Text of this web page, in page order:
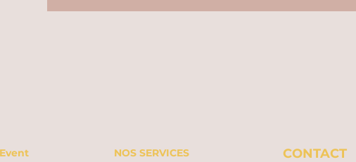
NOS SERVICES
CONTACT